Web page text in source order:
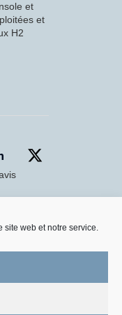
site web et notre service.
et
et
H2